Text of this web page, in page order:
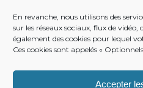
En revanche, nous utilisons des
sur les réseaux sociaux, flux de
également des cookies pour lequel
Ces cookies sont appelés «
Accepter